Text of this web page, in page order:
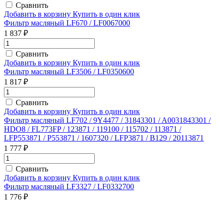
Сравнить
Добавить в корзину Купить в один клик
Фильтр масляный LF670 / LF0067000
1 837 ₽
Сравнить
Добавить в корзину Купить в один клик
Фильтр масляный LF3506 / LF0350600
1 817 ₽
Сравнить
Добавить в корзину Купить в один клик
Фильтр масляный LF702 / 9Y4477 / 31843301 / A0031843301 /
HDO8 / FL773FP / 123871 / 119100 / 115702 / 113871 /
LFP553871 / P553871 / 1607320 / LFP3871 / B129 / 20113871
1 777 ₽
Сравнить
Добавить в корзину Купить в один клик
Фильтр масляный LF3327 / LF0332700
1 776 ₽